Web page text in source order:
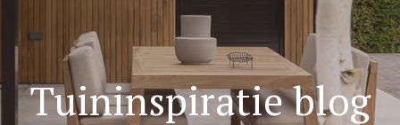
Tuininspiratie blog